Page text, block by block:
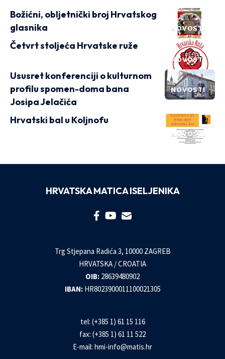
NOVOSTI
Božićni, obljetnički broj Hrvatskog
glasnika
NOVOSTI
Četvrt stoljeća Hrvatske ruže
NOVOSTI
Ususret konferenciji o kulturnom
profilu spomen-doma bana
Josipa Jelačića
NOVOSTI
Hrvatski bal u Koljnofu
HRVATSKA MATICA ISELJENIKA
Trg Stjepana Radića 3, 10000 ZAGREB
HRVATSKA / CROATIA
OIB: 28639480902
IBAN: HR8023900011100021305
tel: (+385 1) 61 15 116
fax: (+385 1) 61 11 522
E-mail: hmi-info@matis.hr